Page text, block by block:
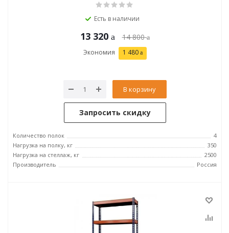
Есть в наличии
13 320 14 800
Экономия 1 480
В корзину
Запросить скидку
Количество полок
4
Нагрузка на полку, кг
350
Нагрузка на стеллаж, кг
2500
Производитель
Россия